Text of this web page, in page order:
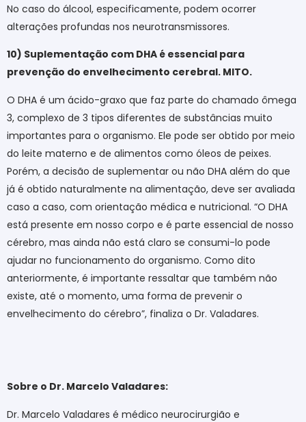
No caso do álcool, especificamente, podem ocorrer
alterações profundas nos neurotransmissores.
10) Suplementação com DHA é essencial para
prevenção do envelhecimento cerebral. MITO.
O DHA é um ácido-graxo que faz parte do chamado ômega
3, complexo de 3 tipos diferentes de substâncias muito
importantes para o organismo. Ele pode ser obtido por meio
do leite materno e de alimentos como óleos de peixes.
Porém, a decisão de suplementar ou não DHA além do que
já é obtido naturalmente na alimentação, deve ser avaliada
caso a caso, com orientação médica e nutricional. “O DHA
está presente em nosso corpo e é parte essencial de nosso
cérebro, mas ainda não está claro se consumi-lo pode
ajudar no funcionamento do organismo. Como dito
anteriormente, é importante ressaltar que também não
existe, até o momento, uma forma de prevenir o
envelhecimento do cérebro”, finaliza o Dr. Valadares.
Sobre o Dr. Marcelo Valadares:
Dr. Marcelo Valadares é médico neurocirurgião e